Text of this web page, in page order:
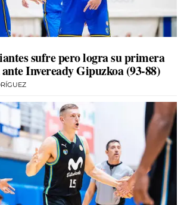
sufre pero logra su primera
Inveready Gipuzkoa (93-88)